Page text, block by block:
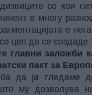
со кои
е многу
е
цел да се создаде
главни заложби
пакт за
да ја гледаме
му дозволува